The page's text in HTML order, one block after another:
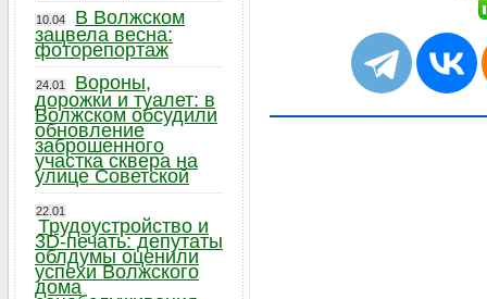
10.04
В Волжском
зацвела весна:
фоторепортаж
24.01
Вороны,
дорожки и туалет: в
Волжском обсудили
обновление
заброшенного
участка сквера на
улице Советской
22.01
Трудоустройство и
3D-печать: депутаты
облдумы оценили
успехи Волжского
дома